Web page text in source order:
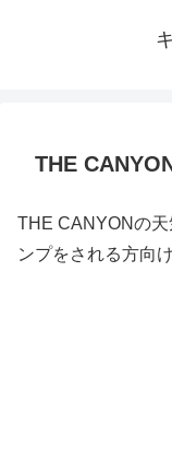
THE
THE CANYONの
ンプをされる方向け